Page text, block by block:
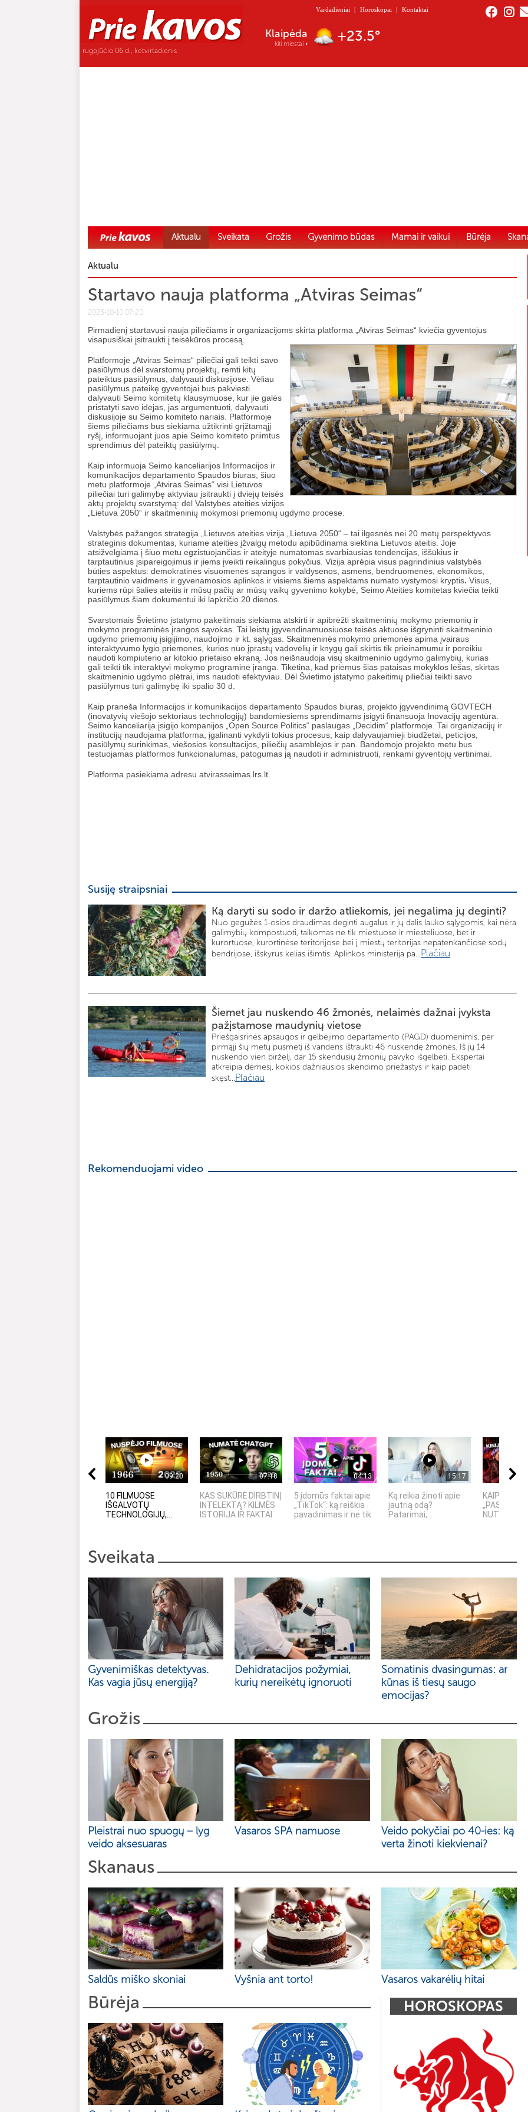
rugpjūčio 06 d., ketvirtadienis
Vardadieniai | Horoskopai | Kontaktai
Nida
kiti miestai +21.1°
Aktualu Sveikata Grožis Gyvenimo būdas Mamai ir vaikui Būrėja
Aktualu
Startavo nauja platforma „Atviras Seimas“
2023-10-10 07:20
Pirmadienį startavusi nauja piliečiams ir organizacijoms skirta platforma „Atviras Seimas“ kviečia gyventojus
visapusiškai įsitraukti į teisėkūros procesą.
Platformoje „Atviras Seimas“ piliečiai gali teikti savo
pasiūlymus dėl svarstomų projektų, remti kitų
pateiktus pasiūlymus, dalyvauti diskusijose. Vėliau
pasiūlymus pateikę gyventojai bus pakviesti
dalyvauti Seimo komitetų klausymuose, kur jie galės
pristatyti savo idėjas, jas argumentuoti, dalyvauti
diskusijoje su Seimo komiteto nariais. Platformoje
šiems piliečiams bus siekiama užtikrinti grįžtamąjį
ryšį, informuojant juos apie Seimo komiteto priimtus
sprendimus dėl pateiktų pasiūlymų.
Kaip informuoja Seimo kanceliarijos Informacijos ir
komunikacijos departamento Spaudos biuras, šiuo
metu platformoje „Atviras Seimas“ visi Lietuvos
piliečiai turi galimybę aktyviau įsitraukti į dviejų teisės
aktų projektų svarstymą: dėl Valstybės ateities vizijos
„Lietuva 2050“ ir skaitmeninių mokymosi priemonių ugdymo procese.
Valstybės pažangos strategija „Lietuvos ateities vizija „Lietuva 2050“ – tai ilgesnės nei 20 metų perspektyvos
strateginis dokumentas, kuriame ateities įžvalgų metodu apibūdinama siektina Lietuvos ateitis. Joje
atsižvelgiama į šiuo metu egzistuojančias ir ateityje numatomas svarbiausias tendencijas, iššūkius ir
tarptautinius įsipareigojimus ir jiems įveikti reikalingus pokyčius. Vizija aprėpia visus pagrindinius valstybės
būties aspektus: demokratinės visuomenės sąrangos ir valdysenos, asmens, bendruomenės, ekonomikos,
tarptautinio vaidmens ir gyvenamosios aplinkos ir visiems šiems aspektams numato vystymosi kryptis. Visus,
kuriems rūpi šalies ateitis ir mūsų pačių ar mūsų vaikų gyvenimo kokybė, Seimo Ateities komitetas kviečia teikti
pasiūlymus šiam dokumentui iki lapkričio 20 dienos.
Svarstomais Švietimo įstatymo pakeitimais siekiama atskirti ir apibrėžti skaitmeninių mokymo priemonių ir
mokymo programinės įrangos sąvokas. Tai leistų įgyvendinamuosiuose teisės aktuose išgryninti skaitmeninio
ugdymo priemonių įsigijimo, naudojimo ir kt. sąlygas. Skaitmeninės mokymo priemonės apima įvairaus
interaktyvumo lygio priemones, kurios nuo įprastų vadovėlių ir knygų gali skirtis tik prieinamumu ir poreikiu
naudoti kompiuterio ar kitokio prietaiso ekraną. Jos neišnaudoja visų skaitmeninio ugdymo galimybių, kurias
gali teikti tik interaktyvi mokymo programinė įranga. Tikėtina, kad priėmus šias pataisas mokyklos lėšas, skirtas
skaitmeninio ugdymo plėtrai, ims naudoti efektyviau. Dėl Švietimo įstatymo pakeitimų piliečiai teikti savo
pasiūlymus turi galimybę iki spalio 30 d.
Kaip praneša Informacijos ir komunikacijos departamento Spaudos biuras, projekto įgyvendinimą GOVTECH
(inovatyvių viešojo sektoriaus technologijų) bandomiesiems sprendimams įsigyti finansuoja Inovacijų agentūra.
Seimo kanceliarija įsigijo kompanijos „Open Source Politics“ paslaugas „Decidim“ platformoje. Tai organizacijų ir
institucijų naudojama platforma, įgalinanti vykdyti tokius procesus, kaip dalyvaujamieji biudžetai, peticijos,
pasiūlymų surinkimas, viešosios konsultacijos, piliečių asamblėjos ir pan. Bandomojo projekto metu bus
testuojamas platformos funkcionalumas, patogumas ją naudoti ir administruoti, renkami gyventojų vertinimai.
Platforma pasiekiama adresu atvirasseimas.lrs.lt.
Susiję straipsniai
Ką daryti su sodo ir daržo atliekomis, jei negalima jų deginti?
Nuo gegužės 1-osios draudimas deginti augalus ir jų dalis lauko sąlygomis, kai nėra
galimybių kompostuoti, taikomas ne tik miestuose ir miesteliuose, bet ir
kurortuose, kurortinėse teritorijose bei į miestų teritorijas nepatenkančiose sodų
bendrijose, išskyrus kelias išimtis. Aplinkos ministerija pa...Plačiau
Šiemet jau nuskendo 46 žmonės, nelaimės dažnai įvyksta
pažįstamose maudynių vietose
Priešgaisrinės apsaugos ir gelbėjimo departamento (PAGD) duomenimis, per
pirmąjį šių metų pusmetį iš vandens ištraukti 46 nuskendę žmonės. Iš jų 14
nuskendo vien birželį, dar 15 skendusių žmonių pavyko išgelbėti. Ekspertai
atkreipia dėmesį, kokios dažniausios skendimo priežastys ir kaip padėti
skęst...Plačiau
Rekomenduojami video
09:20
10 FILMUOSE
IŠGALVOTŲ
TECHNOLOGIJŲ,...
07:18
KAS SUKŪRĖ DIRBTINĮ
INTELEKTĄ? KILMĖS
ISTORIJA IR FAKTAI
04:13
5 įdomūs faktai apie
„TikTok“: ką reiškia
pavadinimas ir ne tik
15:17
Ką reikia žinoti apie
jautrią odą?
Patarimai,...
KAIP KINIJA
„PASAULIO
NUTYLĖTA
Sveikata
Gyvenimiškas detektyvas.
Kas vagia jūsų energiją?
Dehidratacijos požymiai,
kurių nereikėtų ignoruoti
Somatinis dvasingumas: ar
kūnas iš tiesų saugo
emocijas?
Grožis
Pleistrai nuo spuogų – lyg
veido aksesuaras
Vasaros SPA namuose
Veido pokyčiai po 40-ies: ką
verta žinoti kiekvienai?
Skanaus
Saldūs miško skoniai Vyšnia ant torto! Vasaros vakarėlių hitai
HOROSKOPAS
Būrėja